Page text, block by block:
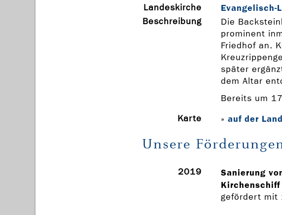
Landeskirche
Beschreibung
Die
prominent
Friedhof an.
später
dem Altar
Bereits um
Karte
» auf der
Unsere
2019
Sanierung
Kirchenschiff
gefördert mit